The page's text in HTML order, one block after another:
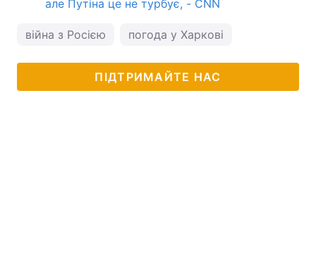
але Путіна це не турбує, - CNN
війна з Росією погода у Харкові
ПІДТРИМАЙТЕ НАС